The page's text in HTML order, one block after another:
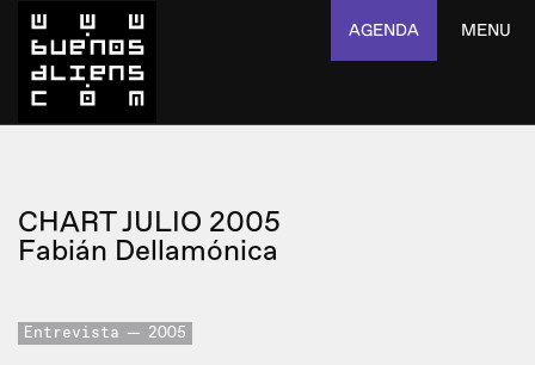
AGENDA MENU
CHART JULIO 2005
Fabián Dellamónica
Entrevista 2005